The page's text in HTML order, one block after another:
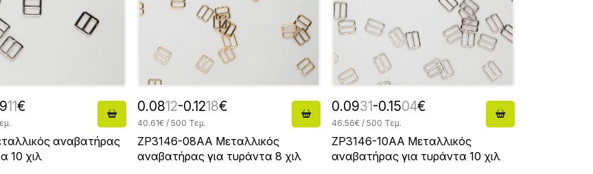
11€
αναβατήρας
10 χιλ
0.0812-0.1218€
40.61€ / 500 Τεμ.
ZP3146-08AA Μεταλλικός
αναβατήρας για τυράντα 8 χιλ
0.0931-0.1504€
46.56€ / 500 Τεμ.
ZP3146-10AA Μεταλλικός
αναβατήρας για τυράντα 10 χιλ